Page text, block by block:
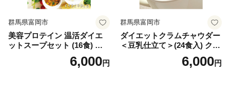
群馬県富岡市
美容プロテイン 温活ダイエ
ットスープセット (16食) 小
分け スープ 食べ比べ セット
詰合せ クラムチャウダー チ
6,000円
群馬県富岡市
ダイエットクラムチャウダー
＜豆乳仕立て＞(24食入) クラ
ムチャウダー 豆乳 ダイエッ
ト スープ プロテイン たんぱ
6,000円